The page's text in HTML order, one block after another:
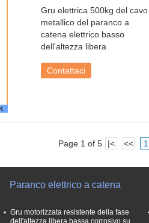
Gru elettrica 500kg del cavo
metallico del paranco a
catena elettrico basso
dell'altezza libera
Contattaci
Page 1 of 5 |< << 1
Paranco elettrico a catena
Gru motorizzata resistente della fase
dell'altezza libera bassa corrosivo su